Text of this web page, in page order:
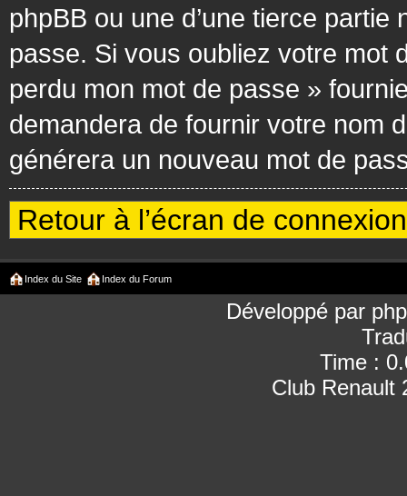
phpBB ou une d’une tierce
passe. Si vous oubliez votre mot
perdu mon mot de passe »
demandera de fournir votre nom
générera un nouveau mot de
Retour à l’écran de connexion
Index du Site Index du Forum
Développé par
Time :
Club Renault